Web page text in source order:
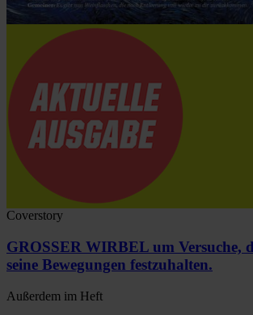
Coverstory
GROSSER WIRBEL um Versuche,
seine Bewegungen festzuhalten.
Außerdem im Heft